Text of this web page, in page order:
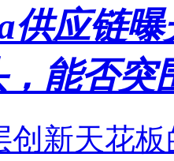
供应链
能否突
创新天花